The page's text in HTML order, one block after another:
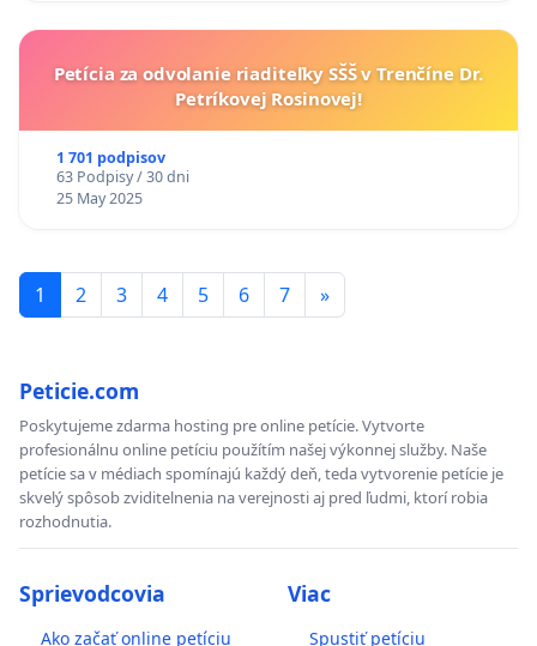
Petícia za odvolanie riaditeľky SŠŠ v Trenčíne Dr.
Petríkovej Rosinovej!
1 701 podpisov
63 Podpisy / 30 dni
25 May 2025
1 2 3 4 5 6 7 »
Peticie.com
Poskytujeme zdarma hosting pre online petície. Vytvorte
profesionálnu online petíciu použítím našej výkonnej služby. Naše
petície sa v médiach spomínajú každý deň, teda vytvorenie petície je
skvelý spôsob zviditelnenia na verejnosti aj pred ľudmi, ktorí robia
rozhodnutia.
Sprievodcovia
Ako začať online petíciu
Viac
Spustiť petíciu